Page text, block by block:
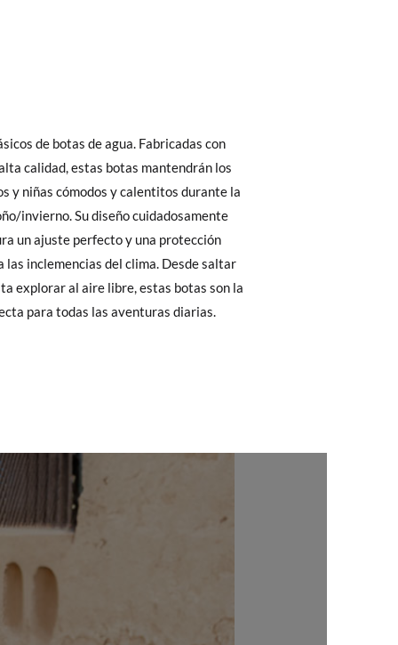
para todas las aventuras diarias.
son GRATIS y puedes realizarlos
acelerar el envío, puedes por muy
precio final será el de los zapatos que
& Devolucionesde nuestra web
de todo: te mandaremos otra
20,4 20,9 21,6 22,3 22,9